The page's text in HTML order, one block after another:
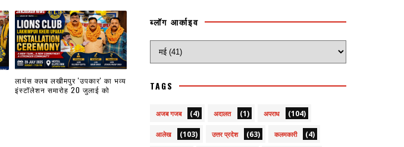
लायंस क्लब लखीमपुर 'उपकार' का भव्य
इंस्टॉलेशन समारोह 20 जुलाई को
ब्लॉग आर्काइव
TAGS
अजब गजब (4) अदालत (1) अपराध (104)
आलेख (103) उत्तर प्रदेश (63) कलमकारी (4)